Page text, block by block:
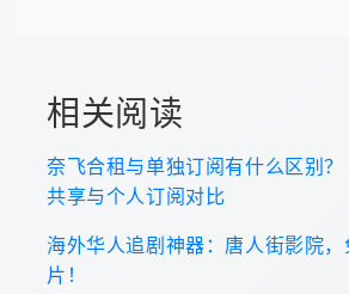
相关阅读
奈飞合租与单独订阅有什么区别
共享与个人订阅对比
海外华人追剧神器：唐人街影院
片！